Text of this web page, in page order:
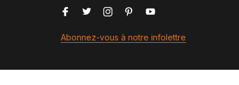
Abonnez-vous à notre infolettre